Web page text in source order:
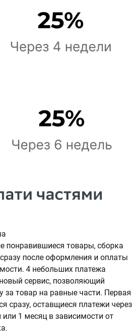
понравившиеся товары, сборка
после оформления и оплаты
4 небольших платежа
сервис, позволяющий
за товар на равные части. Первая
сразу, оставщиеся платежи через
1 месяц в зависимости от